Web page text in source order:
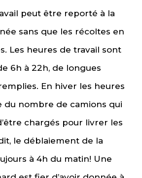
peut être reporté à la
sans que les récoltes en
Les heures de travail sont
6h à 22h, de longues
En hiver les heures
nombre de camions qui
chargés pour livrer les
le déblaiement de la
à 4h du matin! Une